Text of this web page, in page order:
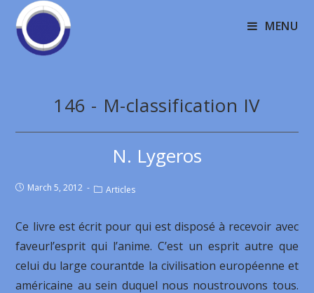
MENU
146 - M-classification IV
N. Lygeros
March 5, 2012 Articles
Ce livre est écrit pour qui est disposé à recevoir avec
faveurl’esprit qui l’anime. C’est un esprit autre que
celui du large courantde la civilisation européenne et
américaine au sein duquel nous noustrouvons tous.